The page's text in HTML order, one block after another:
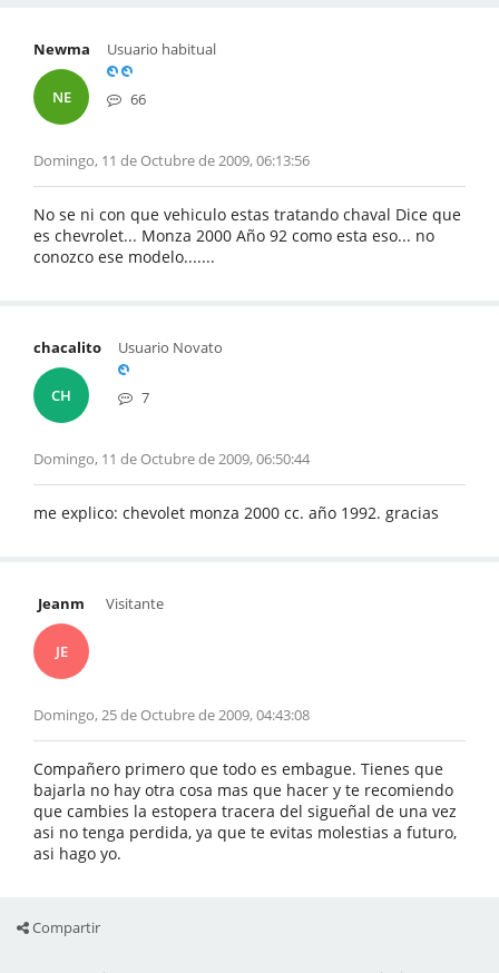
Newma
NE
Usuario habitual
66
Domingo, 11 de Octubre de 2009, 06:13:56
No se ni con que vehiculo estas tratando chaval Dice que
es chevrolet... Monza 2000 Año 92 como esta eso... no
conozco ese modelo.......
chacalito
CH
Usuario Novato
7
Domingo, 11 de Octubre de 2009, 06:50:44
me explico: chevolet monza 2000 cc. año 1992. gracias
Jeanm
JE
Visitante
Domingo, 25 de Octubre de 2009, 04:43:08
Compañero primero que todo es embague. Tienes que
bajarla no hay otra cosa mas que hacer y te recomiendo
que cambies la estopera tracera del sigueñal de una vez
asi no tenga perdida, ya que te evitas molestias a futuro,
asi hago yo.
Compartir